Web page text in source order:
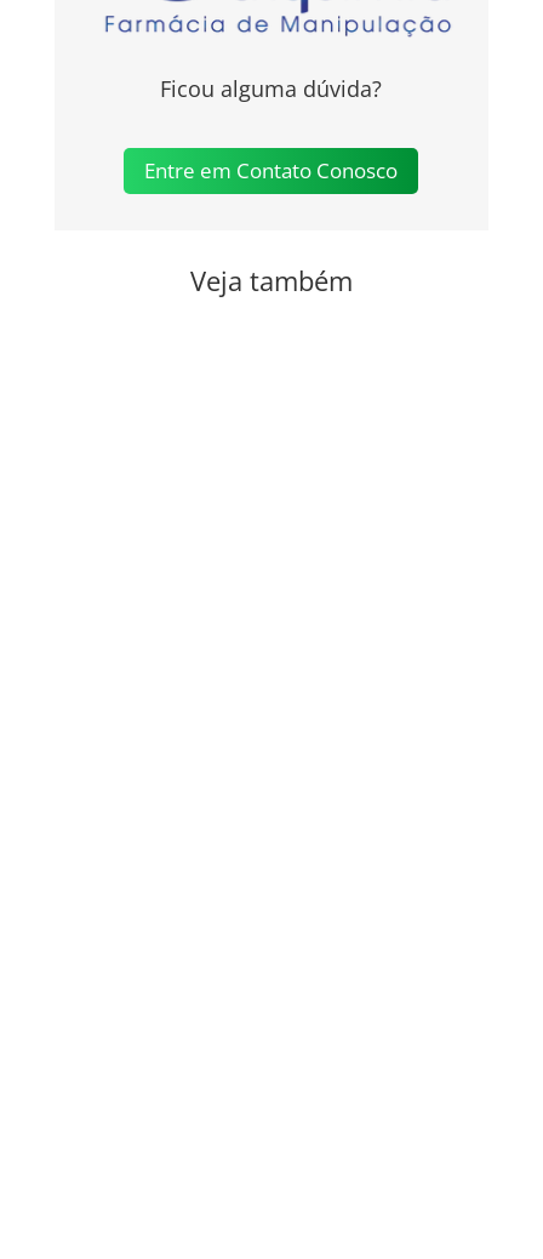
Ficou alguma dúvida?
Entre em Contato Conosco
Veja também